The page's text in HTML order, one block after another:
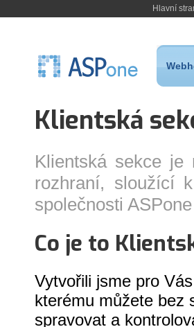
Hlavní
Klientská
Klientská sekce je
rozhraní, sloužící
společnosti
Co je to
Vytvořili jsme pro
kterému můžete bez
spravovat a